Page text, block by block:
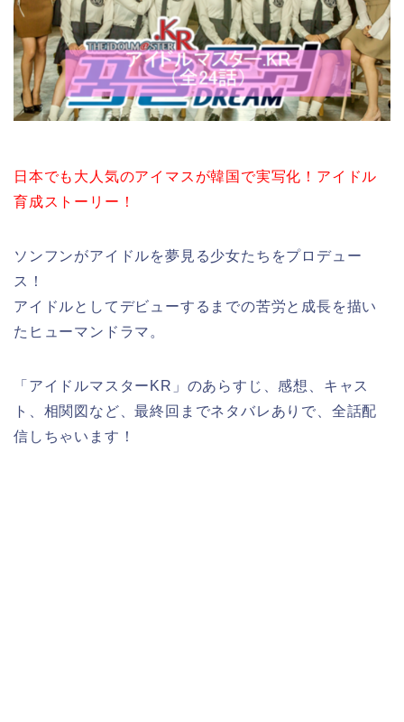
日本でも大人気のアイマスが韓国で実写化！アイドル
育成ストーリー！
ソンフンがアイドルを夢見る少女たちをプロデュー
ス！
アイドルとしてデビューするまでの苦労と成長を描い
たヒューマンドラマ。
「アイドルマスターKR」のあらすじ、感想、キャス
ト、相関図など、最終回までネタバレありで、全話配
信しちゃいます！